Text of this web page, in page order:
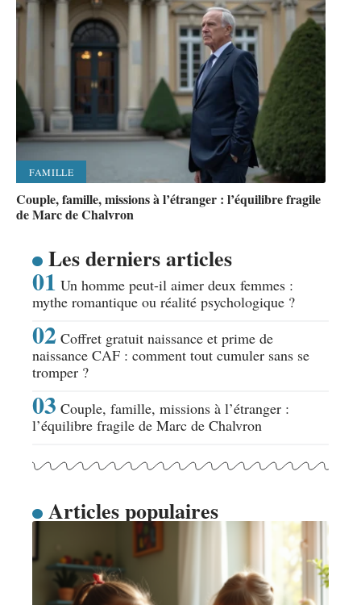
FAMILLE
Couple, famille, missions à l’étranger : l’équilibre fragile
de Marc de Chalvron
Les derniers articles
Un homme peut-il aimer deux femmes :
mythe romantique ou réalité psychologique ?
Coffret gratuit naissance et prime de
naissance CAF : comment tout cumuler sans se
tromper ?
Couple, famille, missions à l’étranger :
l’équilibre fragile de Marc de Chalvron
Articles populaires